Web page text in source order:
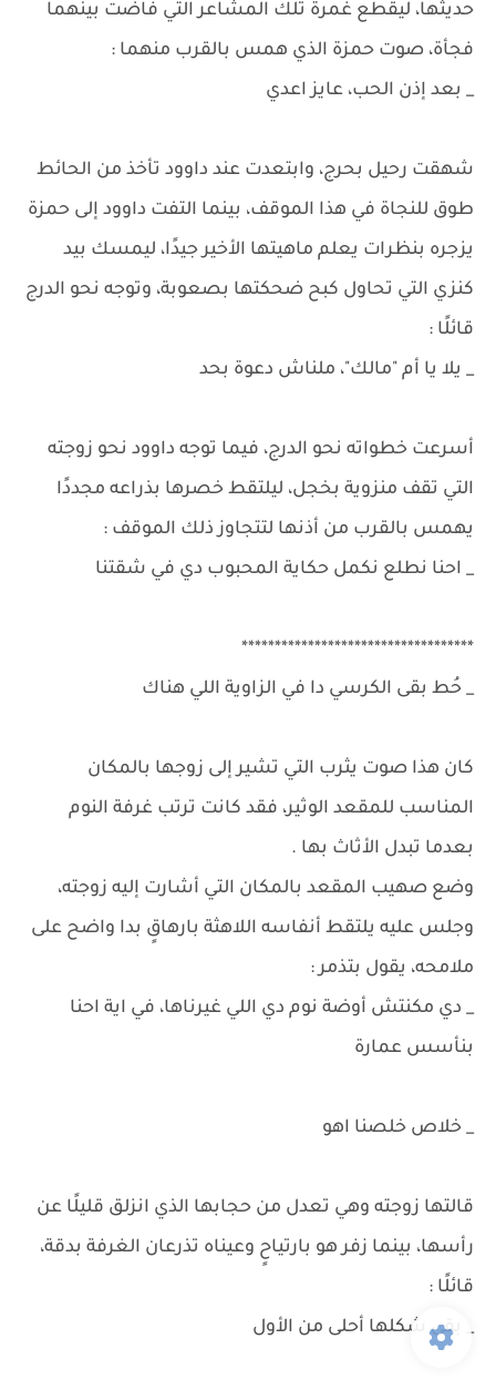
حديثها، ليقطع غمرة تلك المشاعر التي فاضت بينهما
فجأة، صوت حمزة الذي همس بالقرب منهما :
_ بعد إذن الحب، عايز اعدي
شهقت رحيل بحرج، وابتعدت عند داوود تأخذ من الحائط
طوق للنجاة في هذا الموقف، بينما التفت داوود إلى حمزة
يزجره بنظرات يعلم ماهيتها الأخير جيدًا، ليمسك بيد
كنزي التي تحاول كبح ضحكتها بصعوبة، وتوجه نحو الدرج
قائلًا :
_ يلا يا أم "مالك"، ملناش دعوة بحد
أسرعت خطواته نحو الدرج، فيما توجه داوود نحو زوجته
التي تقف منزوية بخجل، ليلتقط خصرها بذراعه مجددًا
يهمس بالقرب من أذنها لتتجاوز ذلك الموقف :
_ احنا نطلع نكمل حكاية المحبوب دي في شقتنا
***********************************
_ حُط بقى الكرسي دا في الزاوية اللي هناك
كان هذا صوت يثرب التي تشير إلى زوجها بالمكان
المناسب للمقعد الوثير، فقد كانت ترتب غرفة النوم
بعدما تبدل الأثاث بها .
وضع صهيب المقعد بالمكان التي أشارت إليه زوجته،
وجلس عليه يلتقط أنفاسه اللاهثة بارهاقٍ بدا واضح على
ملامحه، يقول بتذمر :
_ دي مكنتش أوضة نوم دي اللي غيرناها، في اية احنا
بنأسس عمارة
_ خلاص خلصنا اهو
قالتها زوجته وهي تعدل من حجابها الذي انزلق قليلًا عن
رأسها، بينما زفر هو بارتياحٍ وعيناه تذرعان الغرفة بدقة،
قائلًا :
_ بقى شكلها أحلى من الأول